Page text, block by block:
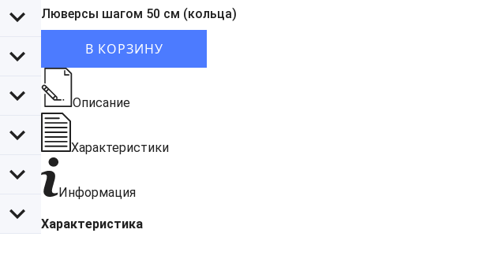
Люверсы шагом 50 см (кольца)
В КОРЗИНУ
Описание
Характеристики
Информация
Характеристика